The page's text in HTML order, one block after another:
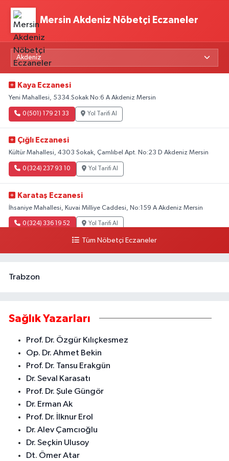
Mersin Akdeniz Nöbetçi Eczaneler
Kaya Eczanesi
Yeni Mahallesi, 5334.Sokak No:6 A Akdeniz Mersin
0 (501) 179 21 33 Yol Tarifi Al
Çığlı Eczanesi
Kültür Mahallesi, 4303 Sokak, Çamlıbel Apt. No:23 D Akdeniz Mersin
0 (324) 237 93 10 Yol Tarifi Al
Karataş Eczanesi
İhsaniye Mahallesi, Kuvai Milliye Caddesi, No:159 A Akdeniz Mersin
0 (324) 336 19 52 Yol Tarifi Al
Tüm Nöbetçi Eczaneler
Trabzon
Sağlık Yazarları
Prof. Dr. Özgür Kılıçkesmez
Op. Dr. Ahmet Bekin
Prof. Dr. Tansu Erakgün
Dr. Seval Karasatı
Prof. Dr. Şule Güngör
Dr. Erman Ak
Prof. Dr. İlknur Erol
Dr. Alev Çamcıoğlu
Dr. Seçkin Ulusoy
Dt. Ömer Atar